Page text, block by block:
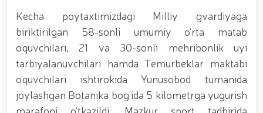
tavalludining 690 yilligi munosabati bilan,
O‘zbekiston Milliy kino san'ati saroyida Milliy
gvardiya tizimidagi yoshlar bilan uchrashuv bo‘lib
o‘tdi. // Bayram kunlarida xavfsizlik toʻliq taʼminlandi
// Navroʻz shukuhi: otliq paradlar tashkil etildi //
“Navroʻzni ulugʻlash – insonni ulugʻlashdir!” shiori
ostida bayram sayli // Askarlar kasb-hunar
sertifikatlariga ega boʻldi // Qahramonlar xotirasi
yod etildi // Strandja turnirida Milliy gvardiya harbiy
Kecha poytaxtimizdagi Milliy gvardiyaga
biriktirilgan 58-sonli umumiy o‘rta matab
o‘quvchilari, 21 va 30-sonli mehribonlik uyi
tarbiyalanuvchilari hamda Temurbeklar maktabi
o‘quvchilari ishtirokida Yunusobod tumanida
joylashgan Botanika bog‘ida 5 kilometrga yugurish
marafoni o‘tkazildi. Mazkur sport tadbirida